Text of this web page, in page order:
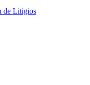
de Litigios